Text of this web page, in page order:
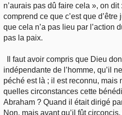
n’aurais pas dû faire cela », on dit
comprend ce que c’est que
que cela n’a pas lieu par l’action
pas la paix.
Il faut avoir compris que Dieu
indépendante de l’homme, qu’il
péché est là ; il est reconnu, mais
quelles circonstances cette
Abraham ? Quand il était dirigé
Non, mais avant qu’il fût